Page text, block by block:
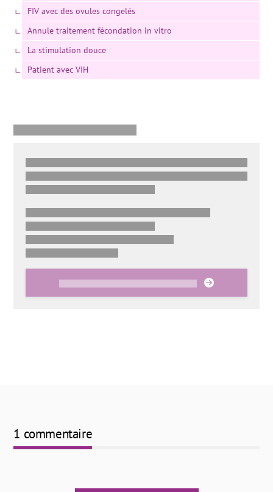
FIV avec des ovules congelés
Annule traitement fécondation in vitro
La stimulation douce
Patient avec VIH
1 commentaire